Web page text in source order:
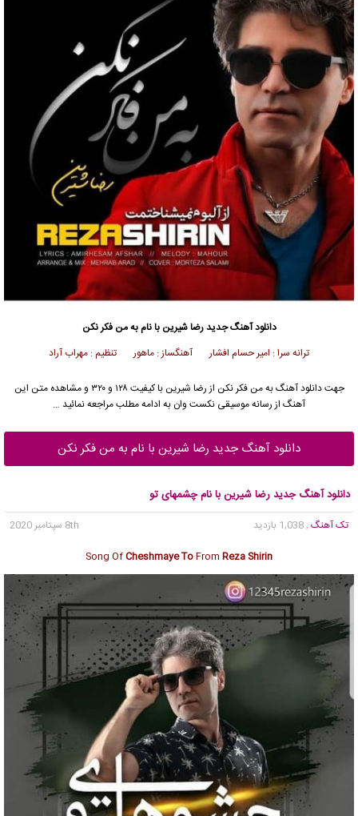
دانلود آهنگ جدیدرضا شیرین با نام به من فکر نکن
ترانه سرا : امیر حسام افشار آهنگساز : ماهور تنظیم : مهراب آراد
جهت دانلود آهنگ به من فکر نکن از رضا شیرین
با کیفیت ۱۲۸ و ۳۲۰ و مشاهده متن این
آهنگ از رسانه موسیقی نکست وان به ادامه مطلب مراجعه نمائید …
دانلود آهنگ جدید رضا شیرین با نام به من فکر نکن
دانلود آهنگ جدید رضا شیرین با نام چشمهای تو
تک آهنگ , 1,038 بازدید
8th سپتامبر 2020
Song OfCheshmaye ToFrom Reza Shirin